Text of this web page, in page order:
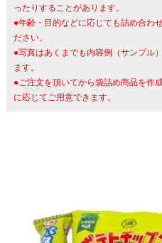
ったりすることがあります。
●年齢・目的などに応じても詰め合わ
ださい。
●写真はあくまでも内容例（サンプル
ます。
●ご注文を頂いてから袋詰め商品を作
に応じてご用意できます。